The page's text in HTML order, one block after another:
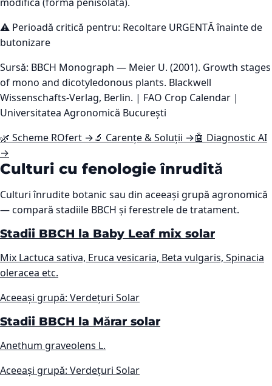
⚠️ Perioadă critică pentru: Recoltare URGENTĂ înainte de
butonizare
Sursă: BBCH Monograph — Meier U. (2001). Growth stages
of mono and dicotyledonous plants. Blackwell
Wissenschafts-Verlag, Berlin. | FAO Crop Calendar |
Universitatea Agronomică București
🌿 Scheme ROfert →🔬 Carențe & Soluții →🤖 Diagnostic AI
→
Culturi cu fenologie înrudită
Culturi înrudite botanic sau din aceeași grupă agronomică
— compară stadiile BBCH și ferestrele de tratament.
Stadii BBCH la Baby Leaf mix solar
Mix Lactuca sativa, Eruca vesicaria, Beta vulgaris, Spinacia
oleracea etc.
Aceeași grupă: Verdețuri Solar
Stadii BBCH la Mărar solar
Anethum graveolens L.
Aceeași grupă: Verdețuri Solar